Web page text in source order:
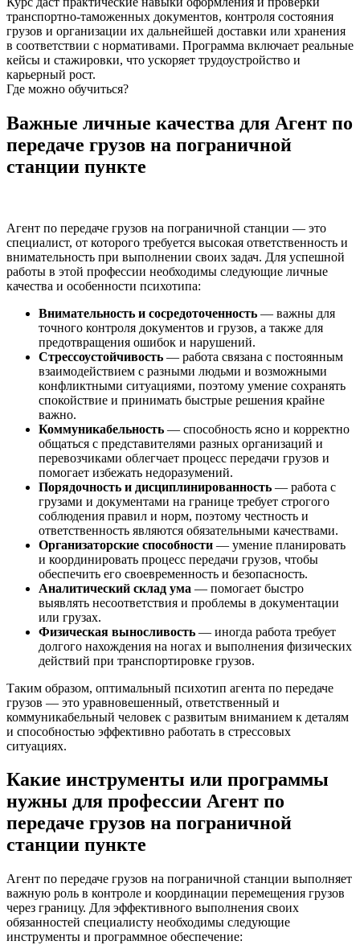
транспортно‑таможенных документов, контроля состояния
грузов и организации их дальнейшей доставки или хранения
в соответствии с нормативами. Программа включает реальные
кейсы и стажировки, что ускоряет трудоустройство и
карьерный рост.
Где можно обучиться?
Важные личные качества для Агент по
передаче грузов на пограничной
станции пункте
Агент по передаче грузов на пограничной станции — это
специалист, от которого требуется высокая ответственность и
внимательность при выполнении своих задач. Для успешной
работы в этой профессии необходимы следующие личные
качества и особенности психотипа:
Внимательность и сосредоточенность — важны для
точного контроля документов и грузов, а также для
предотвращения ошибок и нарушений.
Стрессоустойчивость — работа связана с постоянным
взаимодействием с разными людьми и возможными
конфликтными ситуациями, поэтому умение сохранять
спокойствие и принимать быстрые решения крайне
важно.
Коммуникабельность — способность ясно и корректно
общаться с представителями разных организаций и
перевозчиками облегчает процесс передачи грузов и
помогает избежать недоразумений.
Порядочность и дисциплинированность — работа с
грузами и документами на границе требует строгого
соблюдения правил и норм, поэтому честность и
ответственность являются обязательными качествами.
Организаторские способности — умение планировать
и координировать процесс передачи грузов, чтобы
обеспечить его своевременность и безопасность.
Аналитический склад ума — помогает быстро
выявлять несоответствия и проблемы в документации
или грузах.
Физическая выносливость — иногда работа требует
долгого нахождения на ногах и выполнения физических
действий при транспортировке грузов.
Таким образом, оптимальный психотип агента по передаче
грузов — это уравновешенный, ответственный и
коммуникабельный человек с развитым вниманием к деталям
и способностью эффективно работать в стрессовых
ситуациях.
Какие инструменты или программы
нужны для профессии Агент по
передаче грузов на пограничной
станции пункте
Агент по передаче грузов на пограничной станции выполняет
важную роль в контроле и координации перемещения грузов
через границу. Для эффективного выполнения своих
обязанностей специалисту необходимы следующие
инструменты и программное обеспечение: